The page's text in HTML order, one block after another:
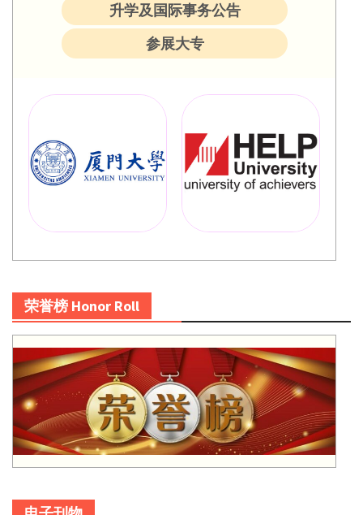
升学及国际事务公告
参展大专
荣誉榜 Honor Roll